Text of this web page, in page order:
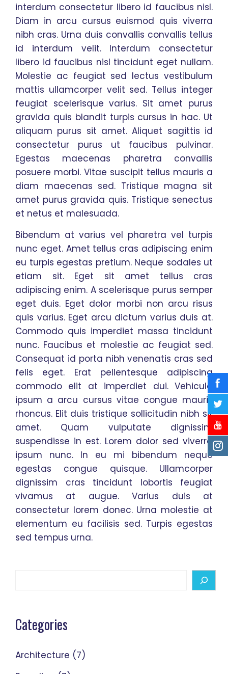
interdum consectetur libero id faucibus nisl.
Diam in arcu cursus euismod quis viverra
nibh cras. Urna duis convallis convallis tellus
id interdum velit. Interdum consectetur
libero id faucibus nisl tincidunt eget nullam.
Molestie ac feugiat sed lectus vestibulum
mattis ullamcorper velit sed. Tellus integer
feugiat scelerisque varius. Sit amet purus
gravida quis blandit turpis cursus in hac. Ut
aliquam purus sit amet. Aliquet sagittis id
consectetur purus ut faucibus pulvinar.
Egestas maecenas pharetra convallis
posuere morbi. Vitae suscipit tellus mauris a
diam maecenas sed. Tristique magna sit
amet purus gravida quis. Tristique senectus
et netus et malesuada.
Bibendum at varius vel pharetra vel turpis
nunc eget. Amet tellus cras adipiscing enim
eu turpis egestas pretium. Neque sodales ut
etiam sit. Eget sit amet tellus cras
adipiscing enim. A scelerisque purus semper
eget duis. Eget dolor morbi non arcu risus
quis varius. Eget arcu dictum varius duis at.
Commodo quis imperdiet massa tincidunt
nunc. Faucibus et molestie ac feugiat sed.
Consequat id porta nibh venenatis cras sed
felis eget. Erat pellentesque adipiscing
commodo elit at imperdiet dui. Vehicula
ipsum a arcu cursus vitae congue mauris
rhoncus. Elit duis tristique sollicitudin nibh sit
amet. Quam vulputate dignissim
suspendisse in est. Lorem dolor sed viverra
ipsum nunc. In eu mi bibendum neque
egestas congue quisque. Ullamcorper
dignissim cras tincidunt lobortis feugiat
vivamus at augue. Varius duis at
consectetur lorem donec. Urna molestie at
elementum eu facilisis sed. Turpis egestas
sed tempus urna.
Categories
Architecture (7)